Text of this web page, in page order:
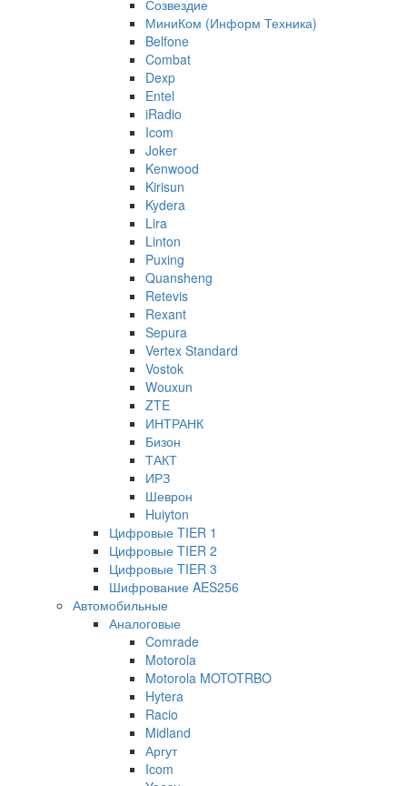
Созвездие
МиниКом (Информ Техника)
Belfone
Combat
Dexp
Entel
iRadio
Icom
Joker
Kenwood
Kirisun
Kydera
Lira
Linton
Puxing
Quansheng
Retevis
Rexant
Sepura
Vertex Standard
Vostok
Wouxun
ZTE
ИНТРАНК
Бизон
ТАКТ
ИРЗ
Шеврон
Huiyton
Цифровые TIER 1
Цифровые TIER 2
Цифровые TIER 3
Шифрование AES256
Автомобильные
Аналоговые
Comrade
Motorola
Motorola MOTOTRBO
Hytera
Racio
Midland
Аргут
Icom